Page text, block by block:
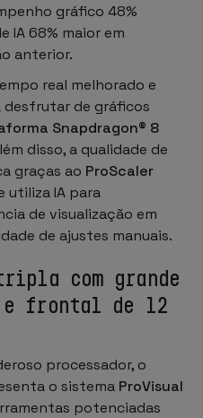
gráfico 48%
IA 68% maior em
anterior.
real melhorado e
desfrutar de gráficos
Snapdragon® 8
disso, a qualidade de
graças ao ProScaler
utiliza IA para
de visualização em
de ajustes manuais.
com grande
e frontal de 12
processador, o
o sistema ProVisual
potenciadas